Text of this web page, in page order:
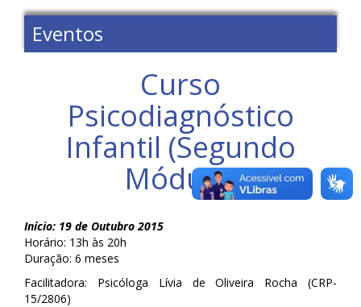
Eventos
Curso
Psicodiagnóstico
Infantil (Segundo
Módulo)
Início: 19 de Outubro 2015
Horário: 13h às 20h
Duração: 6 meses
Facilitadora: Psicóloga Lívia de Oliveira Rocha (CRP-
15/2806)